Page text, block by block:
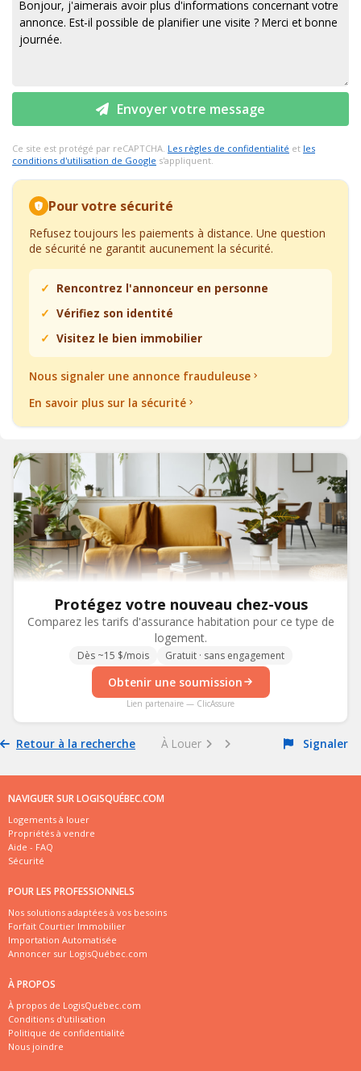
Envoyer votre message
Ce site est protégé par reCAPTCHA. Les règles de confidentialité et les
conditions d'utilisation de Google s'appliquent.
Pour votre sécurité
Refusez toujours les paiements à distance. Une question
de sécurité ne garantit aucunement la sécurité.
Rencontrez l'annonceur en personne
Vérifiez son identité
Visitez le bien immobilier
Nous signaler une annonce frauduleuse
En savoir plus sur la sécurité
Protégez votre nouveau chez-vous
Comparez les tarifs d'assurance habitation pour ce type de
logement.
Dès ~15 $/mois Gratuit · sans engagement
Obtenir une soumission
Lien partenaire — ClicAssure
Retour à la recherche À Louer Signaler
NAVIGUER SUR LOGISQUÉBEC.COM
Logements à louer
Propriétés à vendre
Aide - FAQ
Sécurité
POUR LES PROFESSIONNELS
Nos solutions adaptées à vos besoins
Forfait Courtier Immobilier
Importation Automatisée
Annoncer sur LogisQuébec.com
À PROPOS
À propos de LogisQuébec.com
Conditions d'utilisation
Politique de confidentialité
Nous joindre